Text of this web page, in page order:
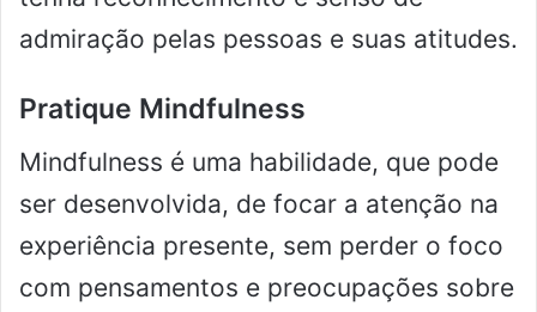
admiração pelas pessoas e suas atitudes.
Pratique Mindfulness
Mindfulness é uma habilidade, que pode
ser desenvolvida, de focar a atenção na
experiência presente, sem perder o foco
com pensamentos e preocupações sobre